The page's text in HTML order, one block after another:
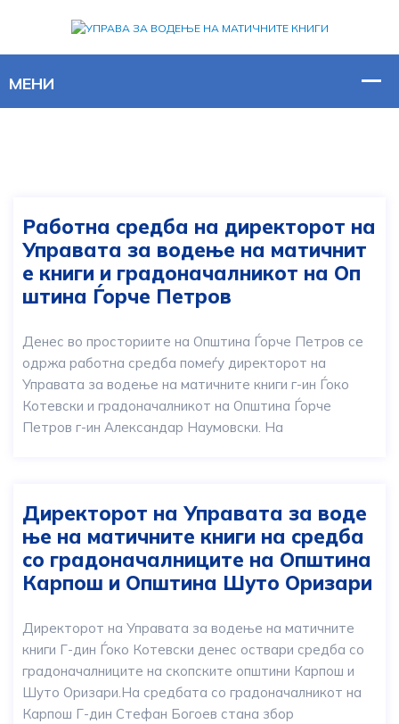
Работна средба на директорот на
Управата за водење на матичнит
е книги и градоначалникот на Оп
штина Ѓорче Петров
Денес во просториите на Општина Ѓорче Петров се
одржа работна средба помеѓу директорот на
Управата за водење на матичните книги г-ин Ѓоко
Котевски и градоначалникот на Општина Ѓорче
Петров г-ин Александар Наумовски. На
Директорот на Управата за воде
ње на матичните книги на средба
со градоначалниците на Општина
Карпош и Општина Шуто Оризари
Директорот на Управата за водење на матичните
книги Г-дин Ѓоко Котевски денес оствари средба со
градоначалниците на скопските општини Карпош и
Шуто Оризари.На средбата со градоначалникот на
Карпош Г-дин Стефан Богоев стана збор